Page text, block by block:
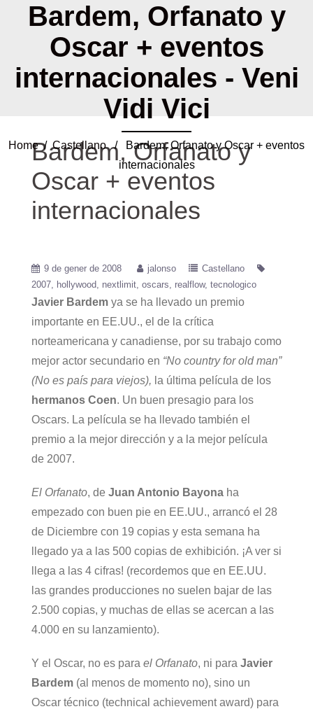
Bardem, Orfanato y
Oscar + eventos
internacionales - Veni
Vidi Vici
Home/Castellano/ Bardem, Orfanato y Oscar + eventos
internacionales
Bardem, Orfanato y
Oscar + eventos
internacionales
9 de gener de 2008 jalonso
Castellano
2007
hollywood nextlimit oscars realflow tecnologico
Javier Bardem ya se ha llevado un premio
importante en EE.UU., el de la crítica
norteamericana y canadiense, por su trabajo como
mejor actor secundario en “No country for old man”
(No es país para viejos), la última película de los
hermanos Coen. Un buen presagio para los
Oscars. La película se ha llevado también el
premio a la mejor dirección y a la mejor película
de 2007.
El Orfanato, de Juan Antonio Bayona ha
empezado con buen pie en EE.UU., arrancó el 28
de Diciembre con 19 copias y esta semana ha
llegado ya a las 500 copias de exhibición. ¡A ver si
llega a las 4 cifras! (recordemos que en EE.UU.
las grandes producciones no suelen bajar de las
2.500 copias, y muchas de ellas se acercan a las
4.000 en su lanzamiento).
Y el Oscar, no es para el Orfanato, ni para Javier
Bardem (al menos de momento no), sino un
Oscar técnico (technical achievement award) para